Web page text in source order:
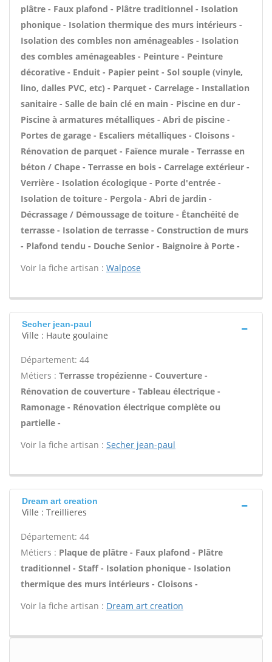
plâtre - Faux plafond - Plâtre traditionnel - Isolation
phonique - Isolation thermique des murs intérieurs -
Isolation des combles non aménageables - Isolation
des combles aménageables - Peinture - Peinture
décorative - Enduit - Papier peint - Sol souple (vinyle,
lino, dalles PVC, etc) - Parquet - Carrelage - Installation
sanitaire - Salle de bain clé en main - Piscine en dur -
Piscine à armatures métalliques - Abri de piscine -
Portes de garage - Escaliers métalliques - Cloisons -
Rénovation de parquet - Faïence murale - Terrasse en
béton / Chape - Terrasse en bois - Carrelage extérieur -
Verrière - Isolation écologique - Porte d'entrée -
Isolation de toiture - Pergola - Abri de jardin -
Décrassage / Démoussage de toiture - Étanchéité de
terrasse - Isolation de terrasse - Construction de murs
- Plafond tendu - Douche Senior - Baignoire à Porte -
Voir la fiche artisan : Walpose
Secher jean-paul
Ville : Haute goulaine
Département: 44
Métiers : Terrasse tropézienne - Couverture -
Rénovation de couverture - Tableau électrique -
Ramonage - Rénovation électrique complète ou
partielle -
Voir la fiche artisan : Secher jean-paul
Dream art creation
Ville : Treillieres
Département: 44
Métiers : Plaque de plâtre - Faux plafond - Plâtre
traditionnel - Staff - Isolation phonique - Isolation
thermique des murs intérieurs - Cloisons -
Voir la fiche artisan : Dream art creation